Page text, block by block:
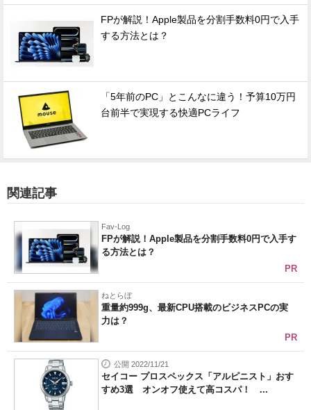
FPが解説！Apple製品を分割手数料0円で入手
する方法とは？
「5年前のPC」とこんなに違う！予算10万円
台前半で実現する快適PCライフ
関連記事
Fav-Log
FPが解説！Apple製品を分割手数料0円で入手す
る方法とは？
PR
ねとらぼ
重量約999g、最新CPU搭載のビジネスPCの実
力は？
PR
公開 2022/11/21
セイコー プロスペックス「アルピニスト」おす
すめ3選 オンオフ使えて高コスパ！ ...